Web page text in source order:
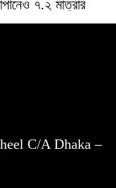
৭.২ মাত্রার
ইতিহাস বলছে
বিক্রির অভিযোগ
C/A Dhaka –